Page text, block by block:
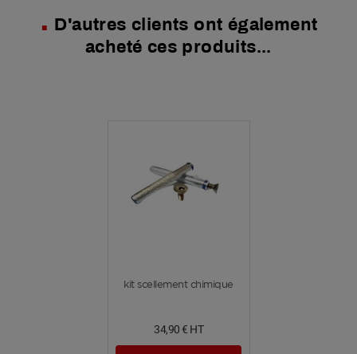
D'autres clients ont également
acheté ces produits...
Voir plus
kit scellement chimique
34,90 € HT